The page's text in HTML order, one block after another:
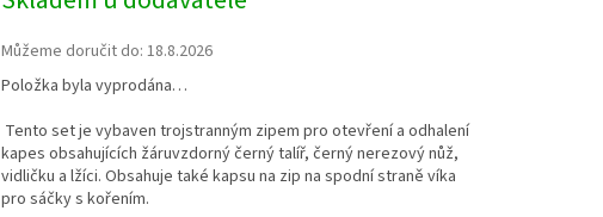
cena:
Můžeme doručit do: 18.8.2026
Položka byla vyprodána…
Tento set je vybaven trojstranným zipem pro otevření a odhalení
kapes obsahujících žáruvzdorný černý talíř, černý nerezový nůž,
vidličku a lžíci. Obsahuje také kapsu na zip na spodní straně víka
pro sáčky s kořením.